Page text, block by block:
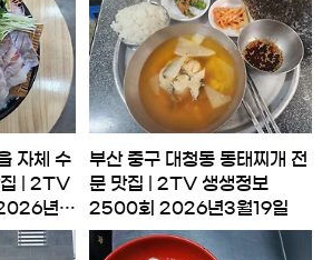
자체 수
집 | 2TV
년3
부산 중구 대청동 동태찌개 전
문 맛집 | 2TV 생생정보
2500회 2026년3월19일